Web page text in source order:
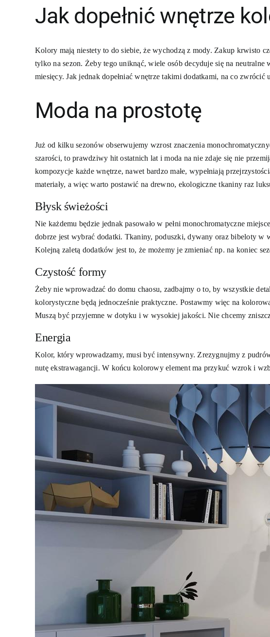
Jak dopełnić wnętrze
Kolory mają niestety to do siebie, że wychodzą z mody. Zakup krwisto
tylko na sezon. Żeby tego uniknąć, wiele osób decyduje się na
miesięcy. Jak jednak dopełniać wnętrze takimi dodatkami, na co zwrócić
Moda na prostotę
Już od kilku sezonów obserwujemy wzrost znaczenia
szarości, to prawdziwy hit ostatnich lat i moda na nie zdaje się nie
kompozycje każde wnętrze, nawet bardzo małe, wypełniają
materiały, a więc warto postawić na drewno, ekologiczne tkaniny raz
Błysk świeżości
Nie każdemu będzie jednak pasowało w pełni monochromatyczne
dobrze jest wybrać dodatki. Tkaniny, poduszki, dywany oraz bibeloty w
Kolejną zaletą dodatków jest to, że możemy je zmieniać np. na koniec
Czystość formy
Żeby nie wprowadzać do domu chaosu, zadbajmy o to, by wszystkie
kolorystyczne będą jednocześnie praktyczne. Postawmy więc na
Muszą być przyjemne w dotyku i w wysokiej jakości. Nie chcemy
Energia
Kolor, który wprowadzamy, musi być intensywny. Zrezygnujmy z
nutę ekstrawagancji. W końcu kolorowy element ma przykuć wzrok i